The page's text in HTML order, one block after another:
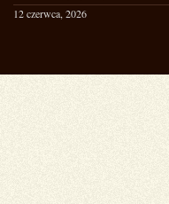
12 czerwca, 2026